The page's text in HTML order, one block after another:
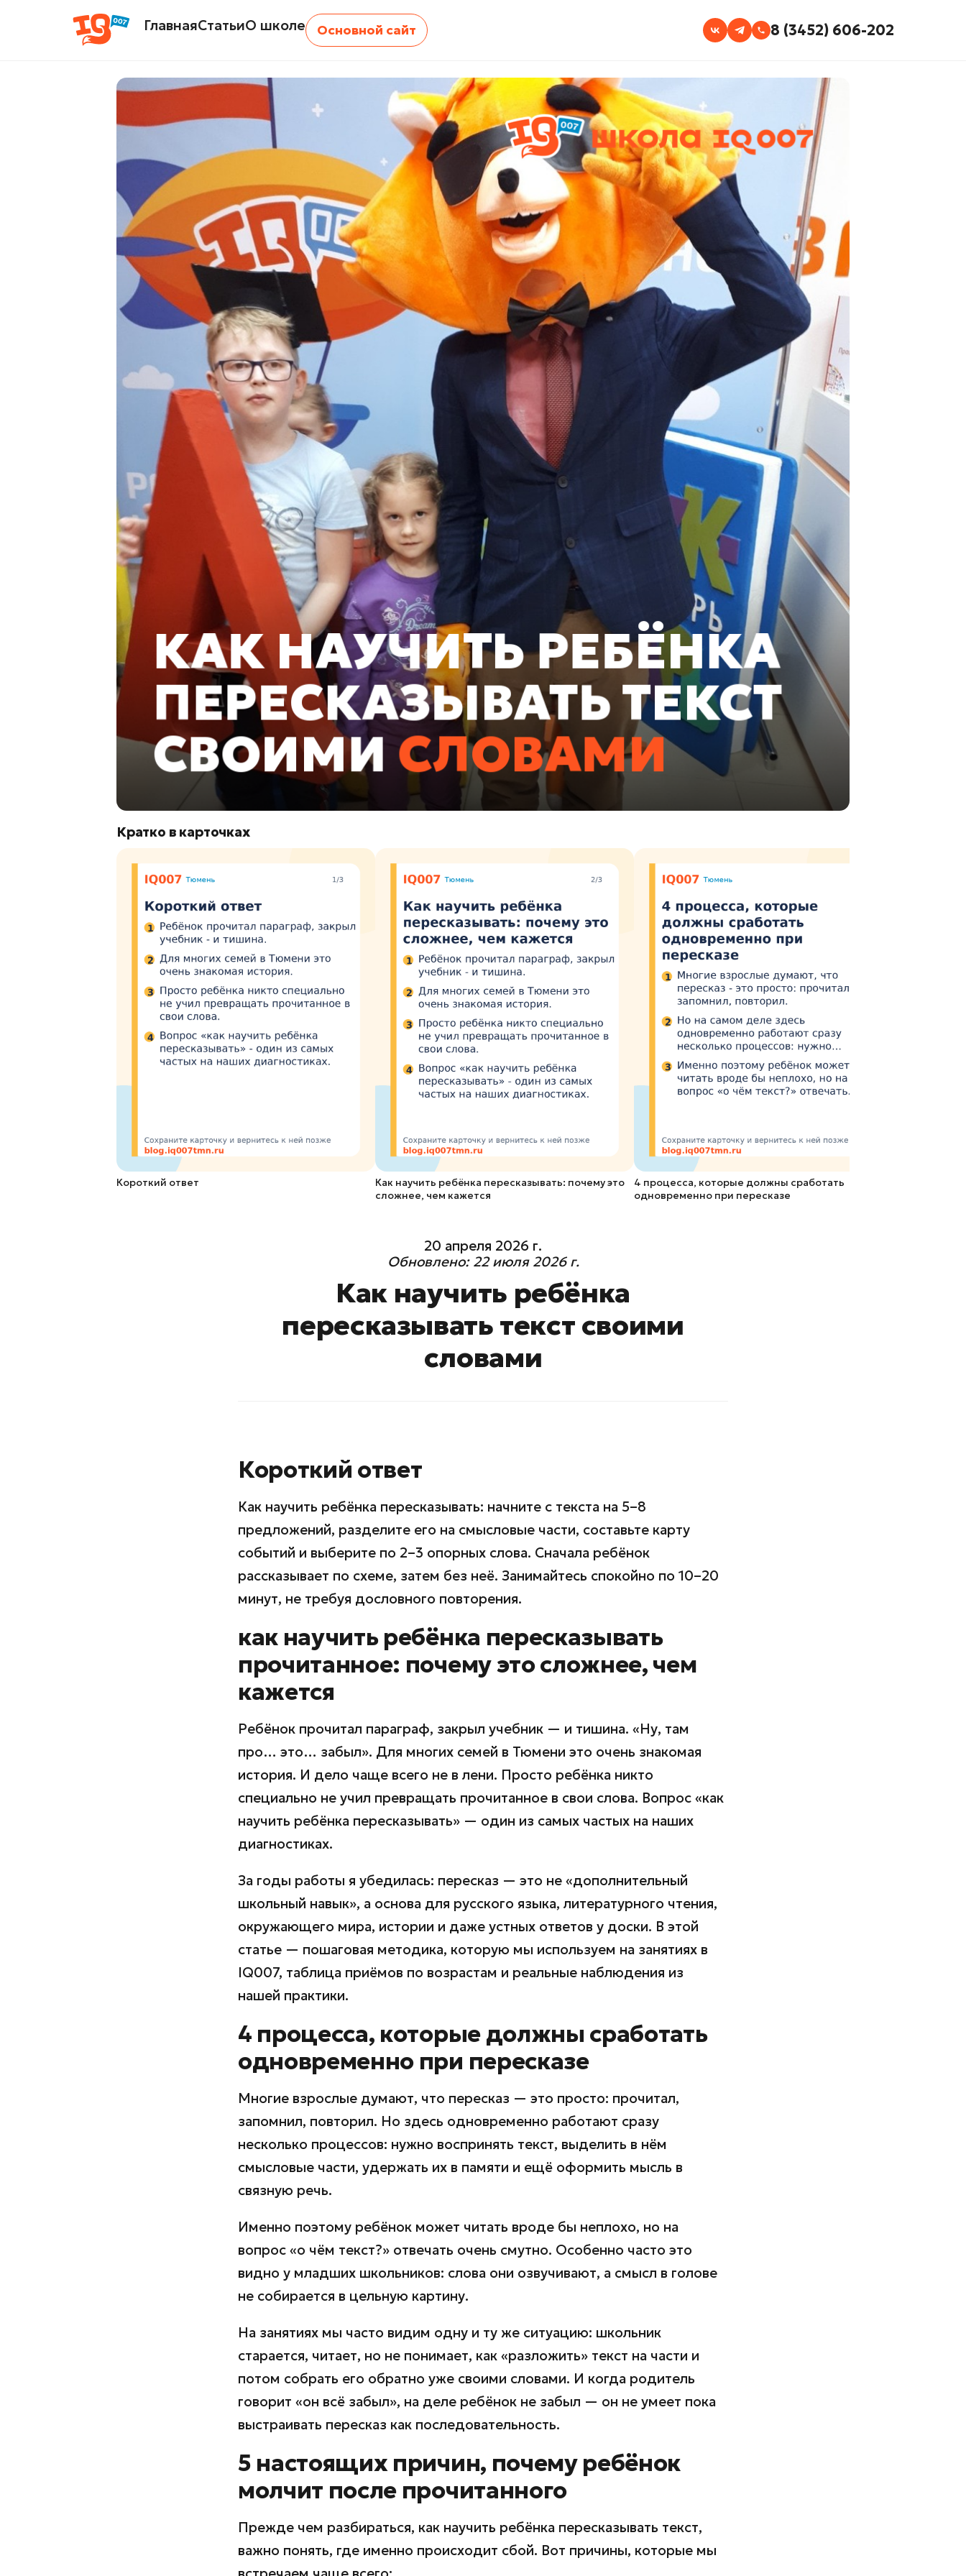
ГлавнаяСтатьиО школе Основной сайт 8 (3452) 606-202
Кратко в карточках
Короткий ответ
Как научить ребёнка пересказывать: почему это
сложнее, чем кажется
4 процесса, которые должны сработать
одновременно при пересказе
20 апреля 2026 г.
Обновлено: 22 июля 2026 г.
Как научить ребёнка
пересказывать текст своими
словами
Короткий ответ
Как научить ребёнка пересказывать: начните с текста на 5–8
предложений, разделите его на смысловые части, составьте карту
событий и выберите по 2–3 опорных слова. Сначала ребёнок
рассказывает по схеме, затем без неё. Занимайтесь спокойно по 10–20
минут, не требуя дословного повторения.
как научить ребёнка пересказывать
прочитанное: почему это сложнее, чем
кажется
Ребёнок прочитал параграф, закрыл учебник — и тишина. «Ну, там
про… это… забыл». Для многих семей в Тюмени это очень знакомая
история. И дело чаще всего не в лени. Просто ребёнка никто
специально не учил превращать прочитанное в свои слова. Вопрос «как
научить ребёнка пересказывать» — один из самых частых на наших
диагностиках.
За годы работы я убедилась: пересказ — это не «дополнительный
школьный навык», а основа для русского языка, литературного чтения,
окружающего мира, истории и даже устных ответов у доски. В этой
статье — пошаговая методика, которую мы используем на занятиях в
IQ007, таблица приёмов по возрастам и реальные наблюдения из
нашей практики.
4 процесса, которые должны сработать
одновременно при пересказе
Многие взрослые думают, что пересказ — это просто: прочитал,
запомнил, повторил. Но здесь одновременно работают сразу
несколько процессов: нужно воспринять текст, выделить в нём
смысловые части, удержать их в памяти и ещё оформить мысль в
связную речь.
Именно поэтому ребёнок может читать вроде бы неплохо, но на
вопрос «о чём текст?» отвечать очень смутно. Особенно часто это
видно у младших школьников: слова они озвучивают, а смысл в голове
не собирается в цельную картину.
На занятиях мы часто видим одну и ту же ситуацию: школьник
старается, читает, но не понимает, как «разложить» текст на части и
потом собрать его обратно уже своими словами. И когда родитель
говорит «он всё забыл», на деле ребёнок не забыл — он не умеет пока
выстраивать пересказ как последовательность.
5 настоящих причин, почему ребёнок
молчит после прочитанного
Прежде чем разбираться, как научить ребёнка пересказывать текст,
важно понять, где именно происходит сбой. Вот причины, которые мы